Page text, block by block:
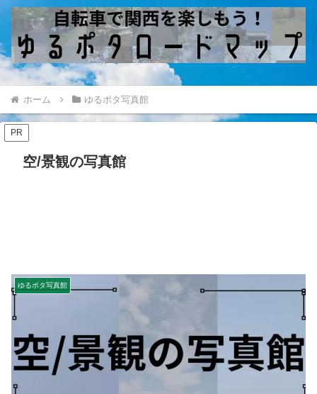
ホーム ゆるポタ写真館
PR
空/景観の写真館
ゆるポタ写真館